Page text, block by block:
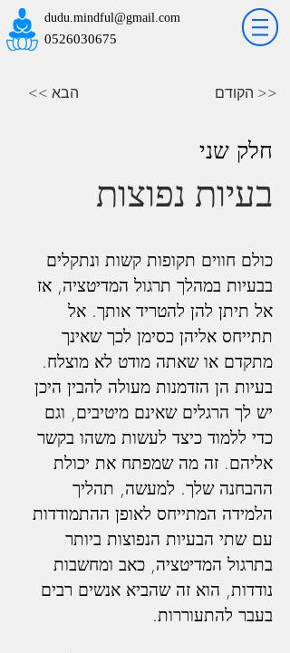
dudu.mindful@gmail.com
0526030675
<< הבא הקודם >>
חלק שני
בעיות נפוצות
כולם חווים תקופות קשות ונתקלים
בבעיות במהלך תרגול המדיטציה, אז
אל תיתן להן להטריד אותך. אל
תתייחס אליהן כסימן לכך שאינך
מתקדם או שאתה מודט לא מוצלח.
בעיות הן הזדמנות מעולה להבין היכן
יש לך הרגלים שאינם מיטיבים, וגם
כדי ללמוד כיצד לעשות משהו בקשר
אליהם. זה מה שמפתח את יכולת
ההבחנה שלך. למעשה, תהליך
הלמידה המתייחס לאופן ההתמודדות
עם שתי הבעיות הנפוצות ביותר
בתרגול המדיטציה, כאב ומחשבות
נודדות, הוא זה שהביא אנשים רבים
בעבר להתעוררות.